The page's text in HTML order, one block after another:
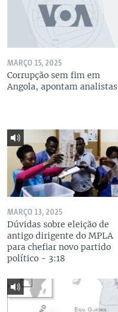
MARÇO 15, 2025
Corrupção sem fim em
Angola, apontam analistas
MARÇO 13, 2025
Dúvidas sobre eleição de
antigo dirigente do MPLA
para chefiar novo partido
político - 3:18